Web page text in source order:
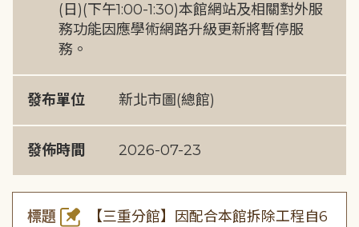
(日)(下午1:00-1:30)本館網站及相關對外服
務功能因應學術網路升級更新將暫停服
務。
發布單位 新北市圖(總館)
發佈時間 2026-07-23
標題
【三重分館】因配合本館拆除工程自6